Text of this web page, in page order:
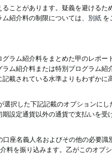
ことがあります。疑義を避けるた
紹介料の制限については、 別紙 を
ラム紹介料をまとめた甲のレポー
ム紹介料または特別プログラム紹
載されている水準よりもわずかに
択した下記記載のオプションに
設定通貨以外の通貨で支払いを受
名義人名およびその他の必要識
料を振り込みます。乙がこのオプ